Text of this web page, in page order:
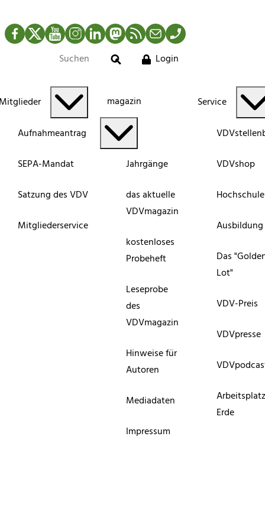
Facebook
TwitterYouTubeInstagram
LinkedInMastodonRSS-Newsfeed
MailTelefon
Suche
Login
Mitglieder
Aufnahmeantrag
SEPA-Mandat
Satzung des VDV
Mitgliederservice
magazin
Jahrgänge
das aktuelle
VDVmagazin
kostenloses
Probeheft
Leseprobe
des
VDVmagazin
Hinweise für
Autoren
Mediadaten
Impressum
Service
VDVshop
Ausbildung
Das
Lot"
VDV-Preis
VDVpresse
Erde